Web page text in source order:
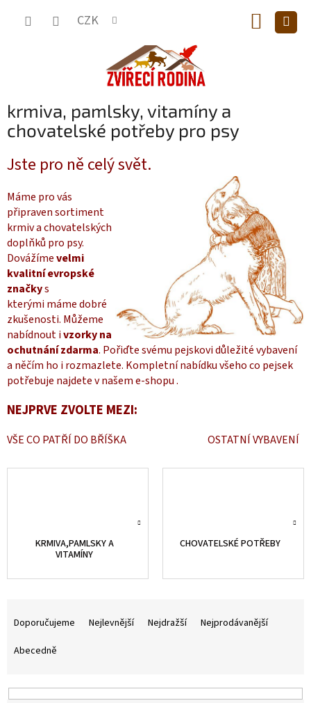
CZK
KOŠÍK
krmiva, pamlsky, vitamíny a
chovatelské potřeby pro psy
Jste pro ně celý svět.
Máme pro vás
připraven sortiment
krmiv a chovatelských
doplňků pro psy.
Dovážímevelmi
kvalitní evropské
značkys
kterými mámedobré
zkušenosti. Můžeme
nabídnout ivzorky na
ochutnání zdarma. Pořiďte svému pejskovi důležité vybavení
a něčím ho i rozmazlete. Kompletní nabídku všeho co pejsek
potřebuje najdete v našem e-shopu .
NEJPRVE ZVOLTE MEZI:
VŠE CO PATŘÍ DO BŘÍŠKA OSTATNÍ VYBAVENÍ
KRMIVA,PAMLSKY A
VITAMÍNY
CHOVATELSKÉ POTŘEBY
p
Doporučujeme Nejlevnější Nejdražší
Nejprodávanější
Abecedně